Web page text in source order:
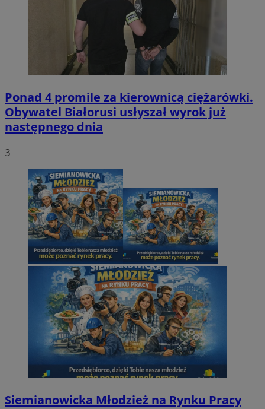
Ponad 4 promile za kierownicą ciężarówki.
Obywatel Białorusi usłyszał wyrok już
następnego dnia
3
Siemianowicka Młodzież na Rynku Pracy